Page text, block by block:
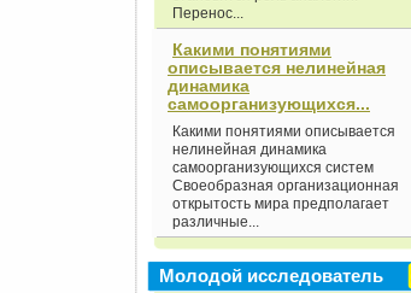
Перенос...
Какими понятиями
описывается нелинейная
динамика
самоорганизующихся...
Какими понятиями описывается
нелинейная динамика
самоорганизующихся систем
Своеобразная организационная
открытость мира предполагает
различные...
Молодой исследователь